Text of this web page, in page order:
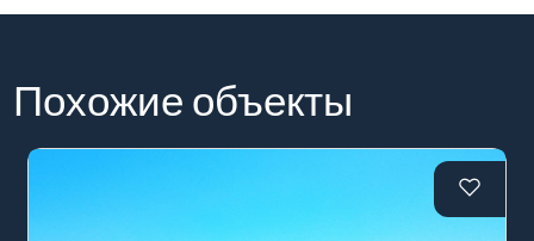
Похожие объекты